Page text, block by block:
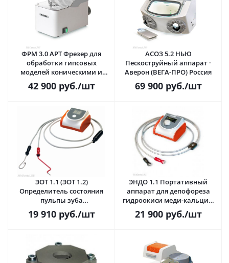
ФРМ 3.0 АРТ Фрезер для
обработки гипсовых
моделей коническими и
цилиндрическими фрезами
· Аверон (ВЕГА-ПРО) Россия
42 900руб./шт
АСОЗ 5.2 НЬЮ
Пескоструйный аппарат ·
Аверон (ВЕГА-ПРО) Россия
69 900руб./шт
ЭОТ 1.1 (ЭОТ 1.2)
Определитель состояния
пульпы зуба
(электроодонтотестер) ·
Аверон (ВЕГА-ПРО) Россия
19 910руб./шт
ЭНДО 1.1 Портативный
аппарат для депофореза
гидроокиси меди-кальция,
электрофореза, ионофореза,
фторирования эмали ·
21 900руб./шт